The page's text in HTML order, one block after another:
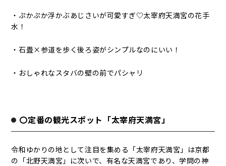
・ぷかぷか浮かぶあじさいが可愛すぎ♡太宰府天満宮の花手
水！
・石畳×参道を歩く後ろ姿がシンプルなのにいい！
・おしゃれなスタバの壁の前でパシャリ
〇定番の観光スポット「太宰府天満宮」
令和ゆかりの地として注目を集める「太宰府天満宮」は京都
の「北野天満宮」に次いで、有名な天満宮であり、学問の神